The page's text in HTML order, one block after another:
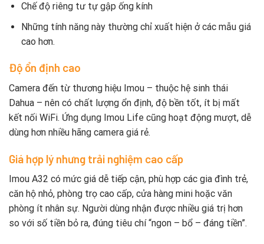
Chế độ riêng tư tự gập ống kính
Những tính năng này thường chỉ xuất hiện ở các mẫu giá
cao hơn.
Độ ổn định cao
Camera đến từ thương hiệu Imou – thuộc hệ sinh thái
Dahua – nên có chất lượng ổn định, độ bền tốt, ít bị mất
kết nối WiFi. Ứng dụng Imou Life cũng hoạt động mượt, dễ
dùng hơn nhiều hãng camera giá rẻ.
Giá hợp lý nhưng trải nghiệm cao cấp
Imou A32 có mức giá dễ tiếp cận, phù hợp các gia đình trẻ,
căn hộ nhỏ, phòng trọ cao cấp, cửa hàng mini hoặc văn
phòng ít nhân sự. Người dùng nhận được nhiều giá trị hơn
so với số tiền bỏ ra, đúng tiêu chí “ngon – bổ – đáng tiền”.